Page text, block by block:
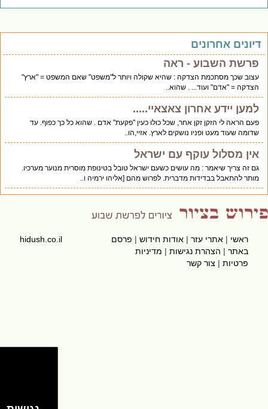
אחרונים
פרשת השבוע - ראה
עצוב שכך מסתכמת הצדקה : שהיא שקולה ויותר ל"משפט" שאם המשפט = "ארץ"
הצדקה = "אדם" ועוד... . שהוא..
למען יידע אחרון צאצאיי.....
פעם הראה לי הזקן זקן אחר, שכל כולו כעין "פקעת" אדם . שהוא כל כך כפוף. עד
שדומה שעוד מעט ופניו נושקים לארץ. אזיי,הו..
אין מסלול עוקף עם ישראל
גם זה צריך שיאמר : מה עושים כשעם ישראל טובל בטינופת מוסרית מנוער מערכיו.
מותר להתאבל בבדידות מדברית. לפרוש מהם [אליהו ירמיה ו..
ראשי|אתרי עזר|אודות חידוש|פרסם
באתר|הצהרת נגישות|מדיניות
פרטיות|צור קשר
hidush.co.il